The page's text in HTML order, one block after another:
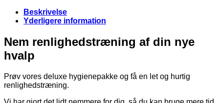
Beskrivelse
Yderligere information
Nem renlighedstræning af din nye
hvalp
Prøv vores deluxe hygienepakke og få en let og hurtig
renlighedstræning.